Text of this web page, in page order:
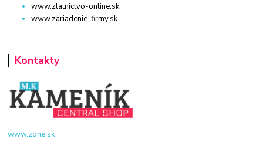
www.zlatnictvo-online.sk
www.zariadenie-firmy.sk
Kontakty
www.zone.sk